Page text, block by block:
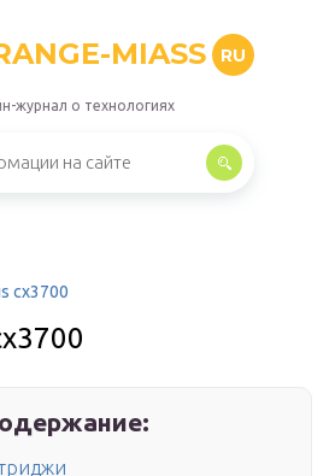
MIASS RU
журнал о технологиях
cx3700